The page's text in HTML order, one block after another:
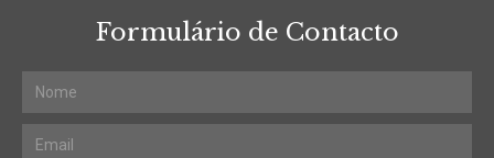
Formulário de Contacto